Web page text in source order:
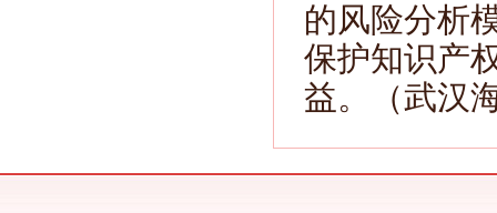
的风险分析
保护知识产
益。（武汉